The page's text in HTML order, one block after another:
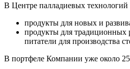
В Центре палладиевых
продукты для новых и
продукты для традиционных
питатели для производства
В портфеле Компании уже около